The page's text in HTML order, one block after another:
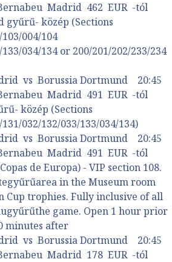
Madrid 462 EUR -tól
gyűrű- közép (Sections
004/104
034/134 or 200/201/202/233/234
vs Borussia Dortmund 20:45
Madrid 491 EUR -tól
közép (Sections
032/132/033/133/034/134)
vs Borussia Dortmund 20:45
Madrid 491 EUR -tól
de Europa) - VIP section 108.
in the Museum room
Cup trophies. Fully inclusive of all
game. Open 1 hour prior
minutes after
vs Borussia Dortmund 20:45
Madrid 178 EUR -tól